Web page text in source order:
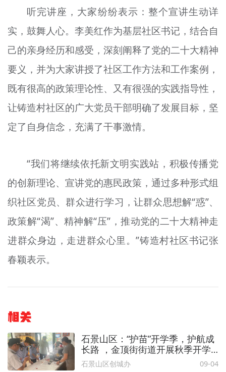
听完讲座，大家纷纷表示：整个宣讲生动详
实，鼓舞人心。李美红作为基层社区书记，结合自
己的亲身经历和感受，深刻阐释了党的二十大精神
要义，并为大家讲授了社区工作方法和工作案例，
既有很高的政策理论性、又有很强的实践指导性，
让铸造村社区的广大党员干部明确了发展目标，坚
定了自身信念，充满了干事激情。
“我们将继续依托新文明实践站，积极传播党
的创新理论、宣讲党的惠民政策，通过多种形式组
织社区党员、群众进行学习，让群众思想解“惑”、
政策解“渴”、精神解“压”，推动党的二十大精神走
进群众身边，走进群众心里。”铸造村社区书记张
春颖表示。
相关
石景山区：“护苗”开学季，护航成
长路 ，金顶街街道开展秋季开学
季校园周边联合巡查
石景山区创城办 09-04